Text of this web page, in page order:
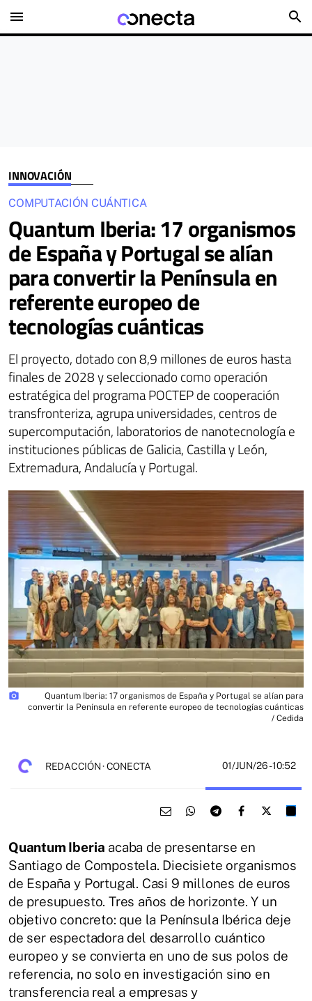
menu search
INNOVACIÓN
COMPUTACIÓN CUÁNTICA
Quantum Iberia: 17 organismos
de España y Portugal se alían
para convertir la Península en
referente europeo de
tecnologías cuánticas
El proyecto, dotado con 8,9 millones de euros hasta
finales de 2028 y seleccionado como operación
estratégica del programa POCTEP de cooperación
transfronteriza, agrupa universidades, centros de
supercomputación, laboratorios de nanotecnología e
instituciones públicas de Galicia, Castilla y León,
Extremadura, Andalucía y Portugal.
photo_camera
Quantum Iberia: 17 organismos de España y Portugal se alían para
convertir la Península en referente europeo de tecnologías cuánticas
/ Cedida
REDACCIÓN · CONECTA 01/JUN/26- 10:52
Quantum Iberia acaba de presentarse en
Santiago de Compostela. Diecisiete organismos
de España y Portugal. Casi 9 millones de euros
de presupuesto. Tres años de horizonte. Y un
objetivo concreto: que la Península Ibérica deje
de ser espectadora del desarrollo cuántico
europeo y se convierta en uno de sus polos de
referencia, no solo en investigación sino en
transferencia real a empresas y